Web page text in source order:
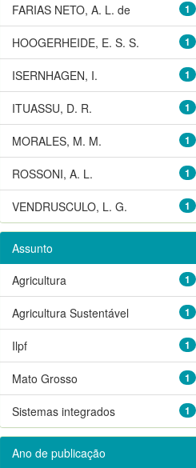
1
FARIAS NETO, A. L. de
1
HOOGERHEIDE, E. S. S.
1
ISERNHAGEN, I.
1
ITUASSU, D. R.
1
MORALES, M. M.
1
ROSSONI, A. L.
1
VENDRUSCULO, L. G.
Assunto
1
Agricultura
1
Agricultura Sustentável
1
Ilpf
1
Mato Grosso
1
Sistemas integrados
Ano de publicação